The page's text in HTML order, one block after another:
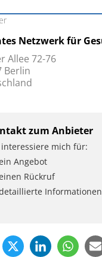
Netzwerk für
Allee 72-76
Berlin
zum Anbieter
interessiere mich für:
Angebot
Rückruf
Informationen